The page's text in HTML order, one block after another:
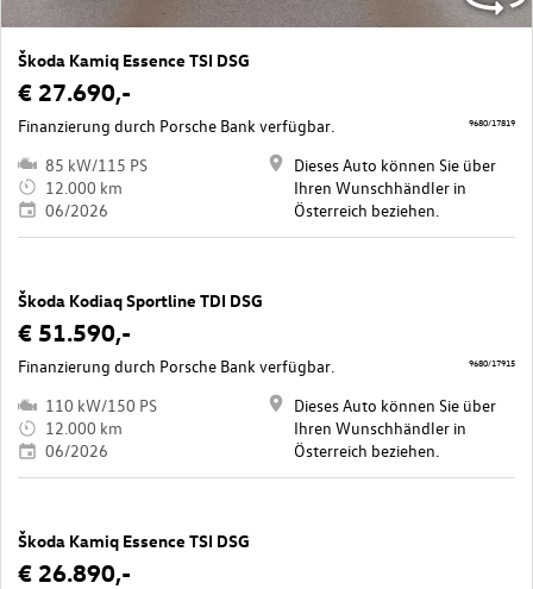
Škoda Kamiq Essence TSI DSG
€ 27.690,-
Finanzierung durch Porsche Bank verfügbar.
85 kW/115 PS
12.000 km
06/2026
Dieses Auto können Sie über
Ihren Wunschhändler in
Österreich beziehen.
9680/17819
Škoda Kodiaq Sportline TDI DSG
€ 51.590,-
Finanzierung durch Porsche Bank verfügbar.
110 kW/150 PS
12.000 km
06/2026
Dieses Auto können Sie über
Ihren Wunschhändler in
Österreich beziehen.
9680/17915
Škoda Kamiq Essence TSI DSG
€ 26.890,-